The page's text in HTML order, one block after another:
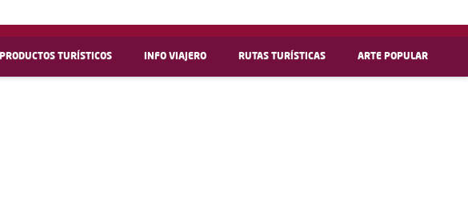
PRODUCTOS TURÍSTICOS INFO VIAJERO RUTAS TURÍSTICAS ARTE POPULAR